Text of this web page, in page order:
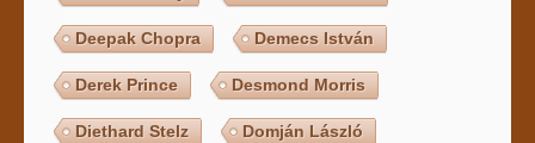
Deepak Chopra Demecs István
Derek Prince Desmond Morris
Diethard Stelz Domján László